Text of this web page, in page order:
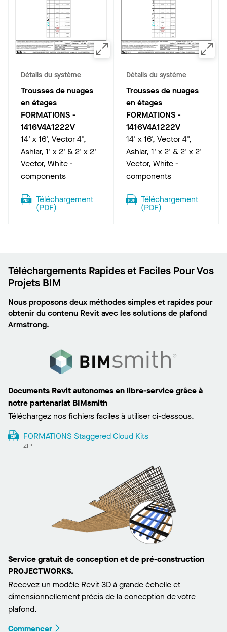
Détails du système
Trousses de nuages
en étages
FORMATIONS -
1416V4A1222V
14' x 16', Vector 4",
Ashlar, 1' x 2' & 2' x 2'
Vector, White -
components
Téléchargement
(PDF)
Détails du système
Trousses de nuages
en étages
FORMATIONS -
1416V4A1222V
14' x 16', Vector 4",
Ashlar, 1' x 2' & 2' x 2'
Vector, White -
components
Téléchargement
(PDF)
Téléchargements Rapides et Faciles Pour Vos
Projets BIM
Nous proposons deux méthodes simples et rapides pour
obtenir du contenu Revit avec les solutions de plafond
Armstrong.
Documents Revit autonomes en libre-service grâce à
notre partenariat BIMsmith
Téléchargez nos fichiers faciles à utiliser ci-dessous.
FORMATIONS Staggered Cloud Kits
ZIP
Service gratuit de conception et de pré-construction
PROJECTWORKS.
Recevez un modèle Revit 3D à grande échelle et
dimensionnellement précis de la conception de votre
plafond.
Commencer